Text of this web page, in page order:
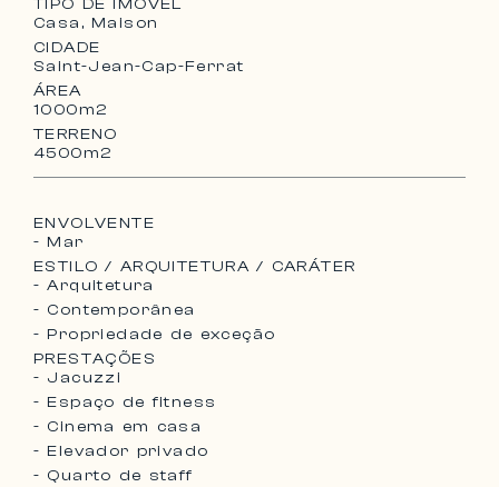
– Hammam
– Jacuzzi
– Cinema em casa
– Ar condicionado
– Televisão por satélite
– Internet de alta velocidade sem fios
– Sistema de som Sonos
– Extensa biblioteca de livros, música e
– Garagem para seis carros e
estacionamento adicional para quatro carros
– Máquina Nespresso e mini bar em todos os
quartos; Ipad em todos os quartos
TIPO DE IMÓVEL
Casa, Maison
CIDADE
Saint-Jean-Cap-Ferrat
ÁREA
1000m2
TERRENO
4500m2
ENVOLVENTE
- Mar
ESTILO / ARQUITETURA / CARÁTER
- Arquitetura
- Contemporânea
- Propriedade de exceção
PRESTAÇÕES
- Jacuzzi
- Espaço de fitness
- Cinema em casa
- Elevador privado
- Quarto de staff